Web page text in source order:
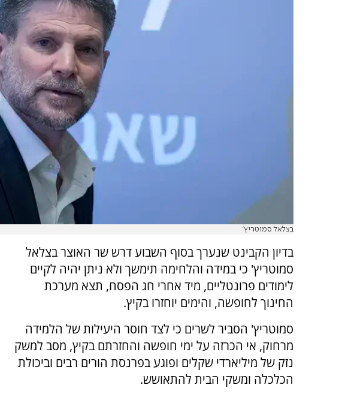
בצלאל סמוטריץ'
בדיון הקבינט שנערך בסוף השבוע דרש שר האוצר בצלאל
סמוטריץ' כי במידה והלחימה תימשך ולא ניתן יהיה לקיים
לימודים פרונטליים, מיד אחרי חג הפסח, תצא מערכת
החינוך לחופשה, והימים יוחזרו בקיץ.
סמוטריץ' הסביר לשרים כי לצד חוסר היעילות של הלמידה
מרחוק, אי הכרזה על ימי חופשה והחזרתם בקיץ, מסב למשק
נזק של מיליארדי שקלים ופוגע בפרנסת הורים רבים וביכולת
הכלכלה ומשקי הבית להתאושש.